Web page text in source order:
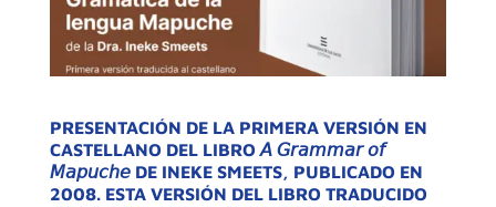
PRESENTACIÓN DE LA PRIMERA VERSIÓN EN
CASTELLANO DEL LIBRO 𝘈 𝘎𝘳𝘢𝘮𝘮𝘢𝘳 𝘰𝘧
𝘔𝘢𝘱𝘶𝘤𝘩𝘦 DE INEKE SMEETS, PUBLICADO EN
2008. ESTA VERSIÓN DEL LIBRO TRADUCIDO